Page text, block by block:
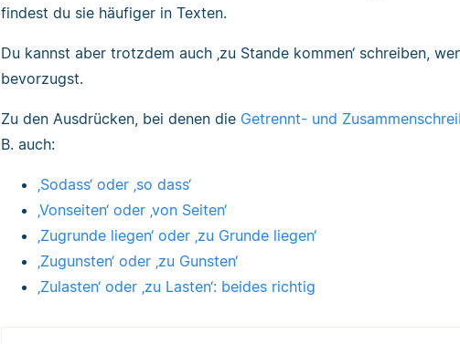
findest du sie häufiger in Texten.
Du kannst aber trotzdem auch ‚zu Stande kommen‘ schreiben,
bevorzugst.
Zu den Ausdrücken, bei denen die Getrennt- und
B. auch:
‚Sodass‘ oder ‚so dass‘
‚Vonseiten‘ oder ‚von Seiten‘
‚Zugrunde liegen‘ oder ‚zu Grunde liegen‘
‚Zugunsten‘ oder ‚zu Gunsten‘
‚Zulasten‘ oder ‚zu Lasten‘: beides richtig